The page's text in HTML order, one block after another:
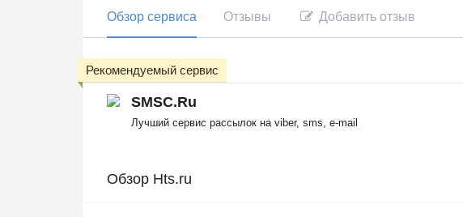
Обзор сервиса Отзывы Добавить отзыв
SMSC.Ru
Лучший сервис рассылок на viber, sms, e-mail
Рекомендуемый сервис
Обзор Hts.ru